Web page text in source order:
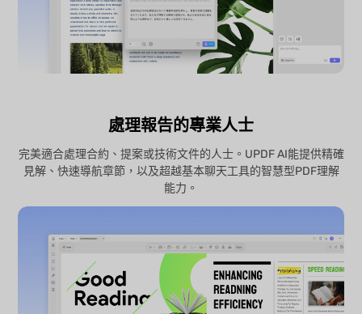
處理報告的專業人士
完美適合處理合約、提案或技術文件的人士。UPDF AI能提供精確
見解、快速導航章節，以及超越基本聊天工具的智慧型PDF理解
能力。